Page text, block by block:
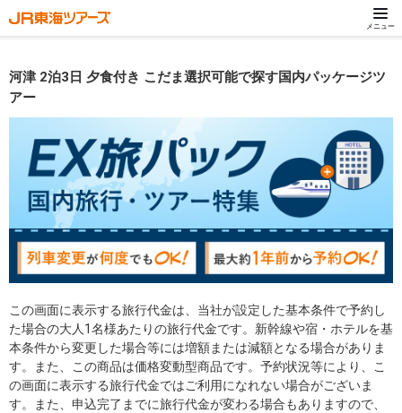
メニュー
河津 2泊3日 夕食付き こだま選択可能で探す国内パッケージツ
アー
この画面に表示する旅行代金は、当社が設定した基本条件で予約し
た場合の大人1名様あたりの旅行代金です。新幹線や宿・ホテルを基
本条件から変更した場合等には増額または減額となる場合がありま
す。また、この商品は価格変動型商品です。予約状況等により、こ
の画面に表示する旅行代金ではご利用になれない場合がございま
す。また、申込完了までに旅行代金が変わる場合もありますので、